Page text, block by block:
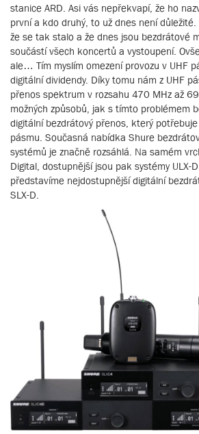
stanice ARD. Asi vás nepřekvapí, že ho
první a kdo druhý, to už dnes není
že se tak stalo a že dnes jsou bezdrátové
součástí všech koncertů a vystoupení.
ale… Tím myslím omezení provozu v UHF
digitální dividendy. Díky tomu nám z UHF
přenos spektrum v rozsahu 470 MHz až
možných způsobů, jak s tímto problémem
digitální bezdrátový přenos, který
pásmu. Současná nabídka Shure
systémů je značně rozsáhlá. Na samém
Digital, dostupnější jsou pak systémy ULX-
představíme nejdostupnější digitální
SLX-D.